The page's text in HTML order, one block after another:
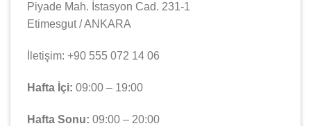
Piyade Mah. İstasyon Cad. 231-1
Etimesgut / ANKARA
İletişim: +90 555 072 14 06
Hafta İçi: 09:00 – 19:00
Hafta Sonu: 09:00 – 20:00